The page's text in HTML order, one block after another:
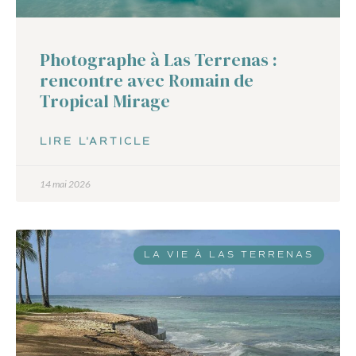
Photographe à Las Terrenas :
rencontre avec Romain de
Tropical Mirage
LIRE L'ARTICLE
14 mai 2026
LA VIE À LAS TERRENAS